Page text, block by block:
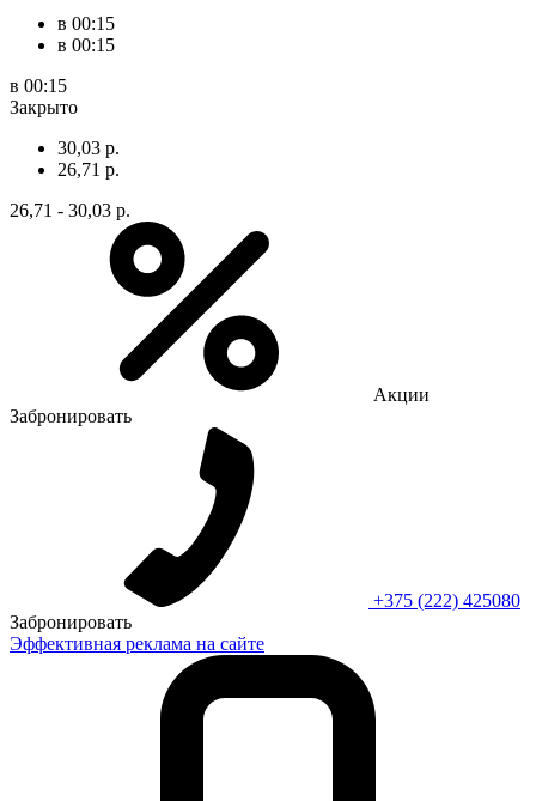
в 00:15
в 00:15
в 00:15
Закрыто
30,03 р.
26,71 р.
26,71 - 30,03 р.
Акции
Забронировать
+375 (222) 425080
Забронировать
Эффективная реклама на сайте